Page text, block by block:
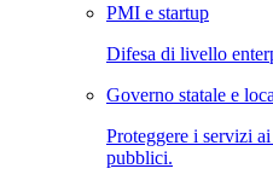
PMI e startup
Difesa di livello
Governo statale e
Proteggere i servizi
pubblici.